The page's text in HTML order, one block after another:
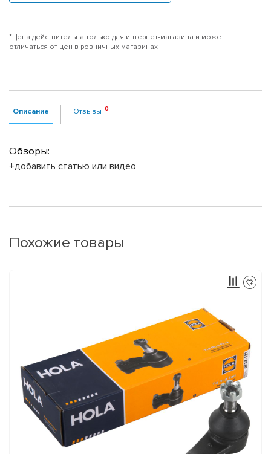
*Цена действительна только для интернет-магазина и может
отличаться от цен в розничных магазинах
Описание Отзывы
Обзоры:
+добавить статью или видео
Похожие товары